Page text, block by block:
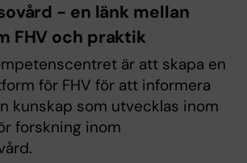
- en länk mellan
FHV och praktik
är att skapa en
för FHV för att informera
kunskap som utvecklas inom
forskning inom